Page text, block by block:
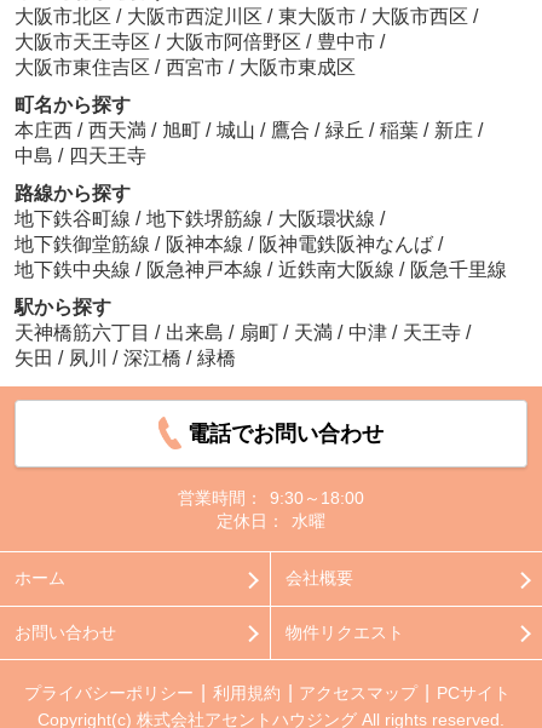
大阪市北区 / 大阪市西淀川区 / 東大阪市 / 大阪市西区 /
大阪市天王寺区 / 大阪市阿倍野区 / 豊中市 /
大阪市東住吉区 / 西宮市 / 大阪市東成区
町名から探す
本庄西 / 西天満 / 旭町 / 城山 / 鷹合 / 緑丘 / 稲葉 / 新庄 /
中島 / 四天王寺
路線から探す
地下鉄谷町線 / 地下鉄堺筋線 / 大阪環状線 /
地下鉄御堂筋線 / 阪神本線 / 阪神電鉄阪神なんば /
地下鉄中央線 / 阪急神戸本線 / 近鉄南大阪線 / 阪急千里線
駅から探す
天神橋筋六丁目 / 出来島 / 扇町 / 天満 / 中津 / 天王寺 /
矢田 / 夙川 / 深江橋 / 緑橋
電話でお問い合わせ
営業時間：
9:30～18:00
定休日：
水曜
ホーム 会社概要
お問い合わせ 物件リクエスト
プライバシーポリシー 利用規約 アクセスマップ
PCサイト
Copyright(c) 株式会社アセントハウジング All rights reserved.